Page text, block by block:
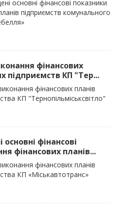
основні фінансові показники
підприємств комунального
фінансових
підприємств КП "Тер...
фінансових планів
КП "Тернопільміськсвітло"
основні фінансові
фінансових планів...
фінансових планів
КП «Міськавтотранс»